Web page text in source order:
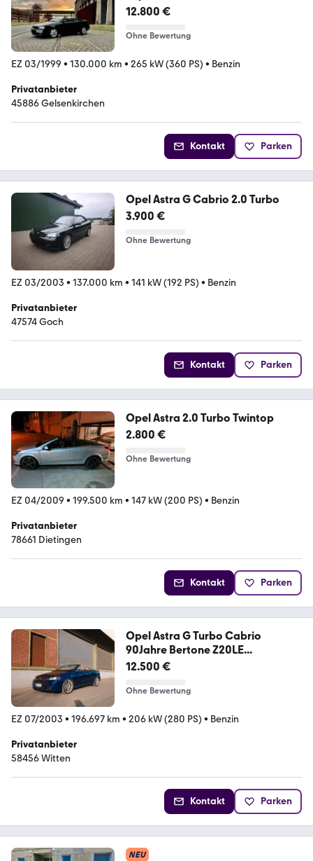
12.800 €
Ohne Bewertung
EZ 03/1999 • 130.000 km • 265 kW (360 PS) • Benzin
Privatanbieter
45886 Gelsenkirchen
Kontakt Parken
Opel Astra G Cabrio 2.0 Turbo
3.900 €
Ohne Bewertung
EZ 03/2003 • 137.000 km • 141 kW (192 PS) • Benzin
Privatanbieter
47574 Goch
Kontakt Parken
Opel Astra 2.0 Turbo Twintop
2.800 €
Ohne Bewertung
EZ 04/2009 • 199.500 km • 147 kW (200 PS) • Benzin
Privatanbieter
78661 Dietingen
Kontakt Parken
Opel Astra G Turbo Cabrio
90Jahre Bertone Z20LE...
12.500 €
Ohne Bewertung
EZ 07/2003 • 196.697 km • 206 kW (280 PS) • Benzin
Privatanbieter
58456 Witten
Kontakt Parken
NEU